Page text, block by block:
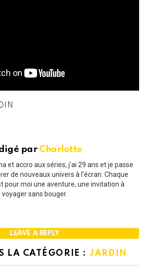
par Charlotte
et accro aux séries, j'ai 29 ans et je passe
de nouveaux univers à l'écran. Chaque
pour moi une aventure, une invitation à
voyager sans bouger.
LEAVE A REPLY
LA CATÉGORIE :JARDIN